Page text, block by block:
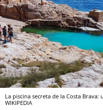
La piscina secreta de la Costa
WIKIPEDIA